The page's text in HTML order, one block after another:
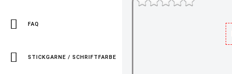
FAQ
STICKGARNE / SCHRIFTFARBE